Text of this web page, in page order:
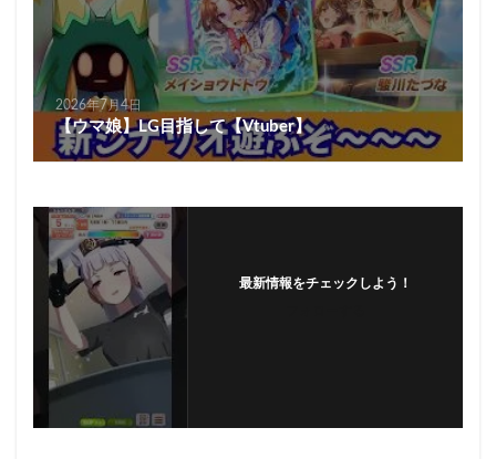
2026年7月4日
【ウマ娘】LG目指して【Vtuber】
最新情報をチェックしよう！